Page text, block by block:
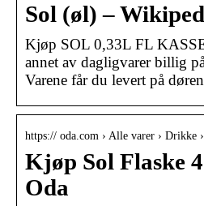
Sol (øl) –
Kjøp SOL 0,33L FL
annet av dagligvarer billig
Varene får du levert på
https:// oda.com › Alle varer › Drikke
Kjøp Sol Flaske
Oda